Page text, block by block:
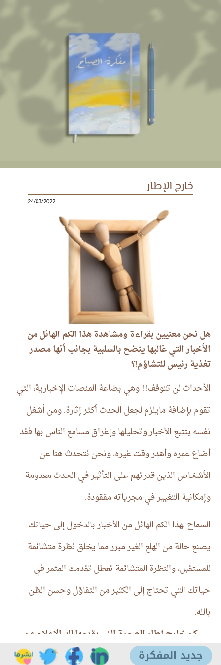
خارج الإطار
هل نحن معنيين بقراءة ومشاهدة هذا الكم الهائل من
الأخبار التي غالبها ينضح بالسلبية بجانب أنها مصدر
تغذية رئيس للتشاؤم!؟
الأحداث لن تتوقف وهي بضاعة المنصات الإخبارية، التي
تقوم بإضافة مايلزم لجعل الحدث أكثر إثارة
نفسه بتتبع الأخبار وتحليلها وإغراق مسامع الناس بها فقد
أضاع عمره وأهدر وقت غيره.ونحن نتحدث هنا عن
الأشخاص الذين قدرتهم على التأثير في الحدث معدومة
وإمكانية التغيير في مجرياته مفقودة.
يصنع حالة من الهلع الغير مبرر مما يخلق نظرة متشائمة
للمستقبل، والنظرة المتشائمة تعطل تقدمك المثمر في
بالله.
كن خارج إطار الصورة التي يقدمها لك الإعلام عن
الحياة
جديد المفكرة
صفحة البداية